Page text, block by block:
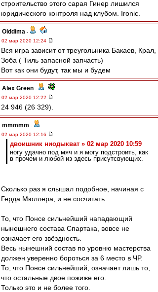
строительство этого сарая Гинер лишился
юридического контроля над клубом. Ironic.
Olddima -
02 мар 2020 12:24
Вся игра зависит от треугольника Бакаев, Крал,
Зоба ( Тиль запасной запчасть)
Вот как они будут, так мы и будем
Alex Green -
02 мар 2020 12:22
24 946 (26 329).
mmmmm -
02 мар 2020 12:16
двоишник ниодыкват » 02 мар 2020 10:59
ногу удачно под мяч и я могу подстроить, как
в прочем и любой из здесь присутсвующих.
Сколько раз я слышал подобное, начиная с
Герда Мюллера, и не сосчитать.
То, что Понсе сильнейший нападающий
нынешнего состава Спартака, вовсе не
означает его звёздность.
Весь нынешний состав по уровню мастерства
должен уверенно бороться за 6 место в ЧР.
То, что Понсе сильнейший, означает лишь то,
что остальные двое пожиже его.
Только это и не более того.